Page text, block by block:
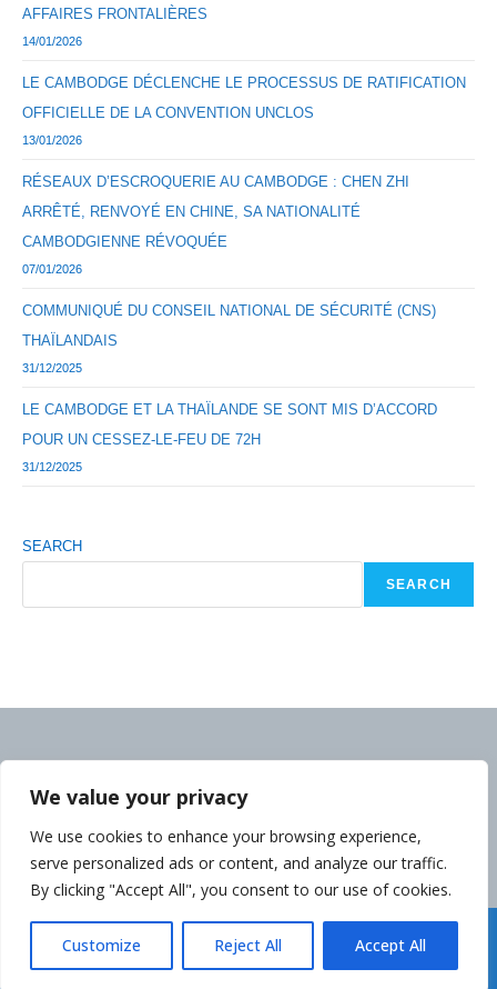
We value your privacy
We use cookies to enhance your browsing experience,
serve personalized ads or content, and analyze our traffic.
By clicking "Accept All", you consent to our use of cookies.
Customize Reject All Accept All
AFFAIRES FRONTALIÈRES
14/01/2026
LE CAMBODGE DÉCLENCHE LE PROCESSUS DE RATIFICATION
OFFICIELLE DE LA CONVENTION UNCLOS
13/01/2026
RÉSEAUX D’ESCROQUERIE AU CAMBODGE : CHEN ZHI
ARRÊTÉ, RENVOYÉ EN CHINE, SA NATIONALITÉ
CAMBODGIENNE RÉVOQUÉE
07/01/2026
COMMUNIQUÉ DU CONSEIL NATIONAL DE SÉCURITÉ (CNS)
THAÏLANDAIS
31/12/2025
LE CAMBODGE ET LA THAÏLANDE SE SONT MIS D’ACCORD
POUR UN CESSEZ-LE-FEU DE 72H
31/12/2025
SEARCH
SEARCH
Copyright cambodgeinfo.com 2014-2026